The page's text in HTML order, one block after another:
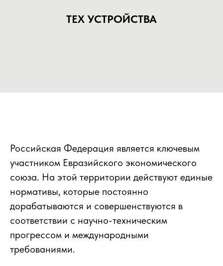
ТЕХ УСТРОЙСТВА
Российская Федерация является ключевым
участником Евразийского экономического
союза. На этой территории действуют единые
нормативы, которые постоянно
дорабатываются и совершенствуются в
соответствии с научно-техническим
прогрессом и международными
требованиями.